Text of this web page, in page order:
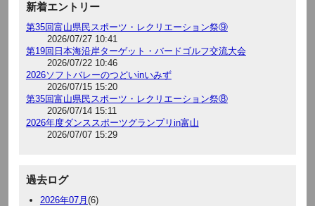
新着エントリー
第35回富山県民スポーツ・レクリエーション祭⑨
2026/07/27 10:41
第19回日本海沿岸ターゲット・バードゴルフ交流大会
2026/07/22 10:46
2026ソフトバレーのつどいinいみず
2026/07/15 15:20
第35回富山県民スポーツ・レクリエーション祭⑧
2026/07/14 15:11
2026年度ダンススポーツグランプリin富山
2026/07/07 15:29
過去ログ
2026年07月 (6)